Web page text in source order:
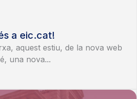
a eic.cat!
aquest estiu, de la nova web
una nova...